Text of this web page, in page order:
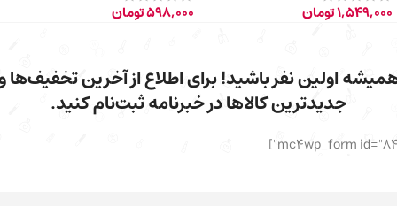
1,549,000تومان 598,000تومان
اولین نفر باشید! برای اطلاع از آخرین تخفیف‌ها
جدیدترین کالاها در خبرنامه ثبت‌نام کنید.